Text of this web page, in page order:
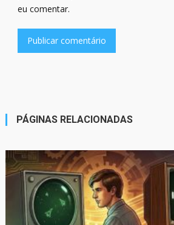
eu comentar.
PÁGINAS RELACIONADAS